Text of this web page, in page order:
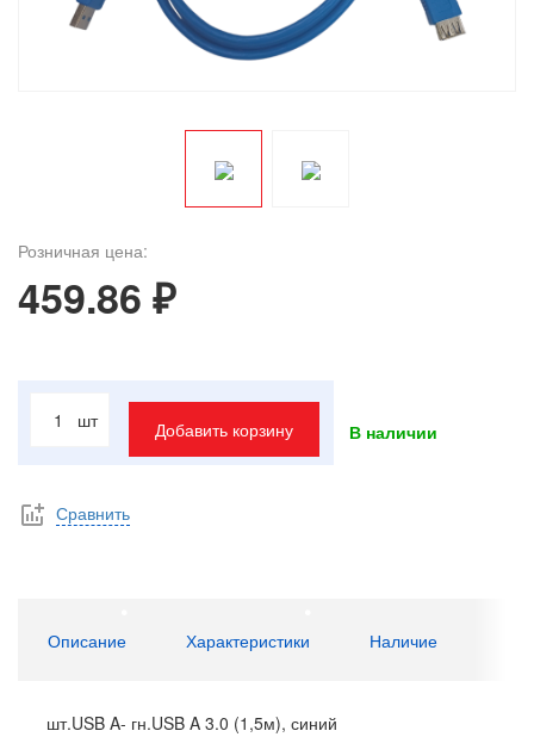
Розничная цена:
459.86 ₽
шт Добавить корзину В наличии
Сравнить
Описание Характеристики Наличие
шт.USB A- гн.USB A 3.0 (1,5м), синий